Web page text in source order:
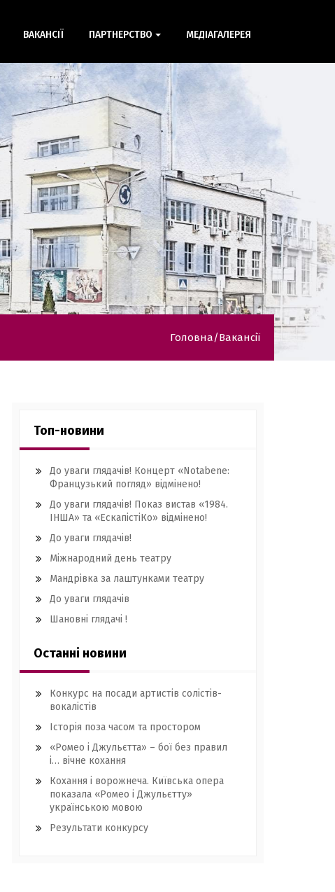
ВАКАНСІЇ ПАРТНЕРСТВО МЕДІАГАЛЕРЕЯ
Головна Вакансії
Топ-новини
До уваги глядачів! Концерт «Notabene:
Французький погляд» відмінено!
До уваги глядачів! Показ вистав «1984.
ІНША» та «ЕскапістіКо» відмінено!
До уваги глядачів!
Міжнародний день театру
Мандрівка за лаштунками театру
До уваги глядачів
Шановні глядачі !
Останні новини
Конкурс на посади артистів солістів-
вокалістів
Історія поза часом та простором
«Ромео і Джульєтта» – бої без правил
і… вічне кохання
Кохання і ворожнеча. Київська опера
показала «Ромео і Джульєтту»
українською мовою
Результати конкурсу